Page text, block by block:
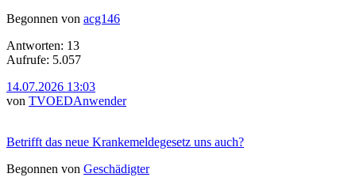
Begonnen von acg146
Antworten: 13
Aufrufe: 5.057
14.07.2026 13:03
von TVOEDAnwender
Betrifft das neue Krankemeldegesetz uns auch?
Begonnen von Geschädigter